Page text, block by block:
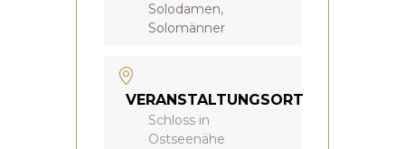
Solodamen,
Solomänner
VERANSTALTUNGSORT
Schloss in
Ostseenähe